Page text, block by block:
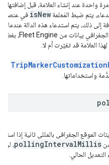
واحدة عند إنشاء العلامة، قبل إضافتها
يتم ضبط المَعلمة isNew في عنصر
إلى ذلك، يتم استدعاء هذه الدالة عندما
يتلقّى موفّر خدمة تحديد الموقع الجغرافي بيانات من Fleet Engine، بغض
لهذا العلامة قد تغيّرت أم لا.
واستخداماتها.
الموقع الجغرافي بالمللي ثانية إذا
pollingIntervalMillis، لن
التعديل الحالي.